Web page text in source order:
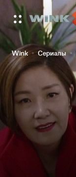
Wink Сериалы